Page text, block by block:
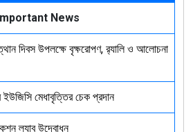
News
দিবস উপলক্ষে বৃক্ষরোপণ, র‍্যালি ও আলোচনা
ইউজিসি মেধাবৃত্তির চেক প্রদান
ল্যাব উদ্বোধন